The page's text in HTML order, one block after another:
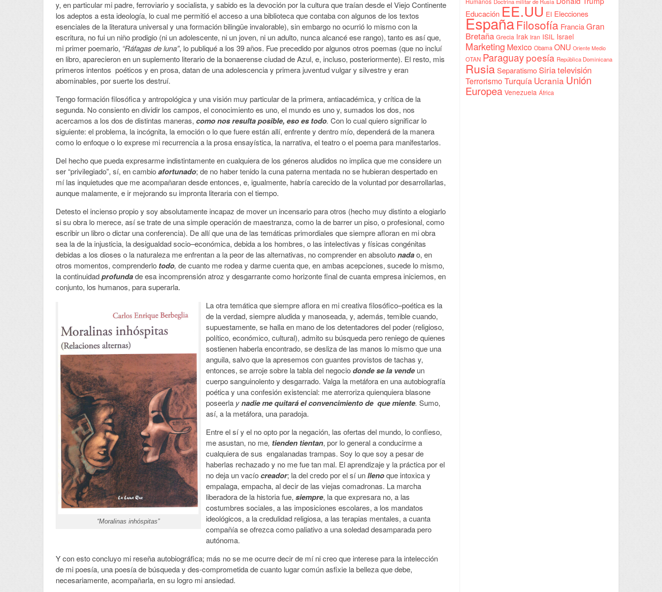
y, en particular mi padre, ferroviario y socialista, y sabido es la devoción por la cultura que traían desde el Viejo Continente
los adeptos a esta ideología, lo cual me permitió el acceso a una biblioteca que contaba con algunos de los textos
esenciales de la literatura universal y una formación bilingüe invalorable), sin embargo no ocurrió lo mismo con la
escritura, no fui un niño prodigio (ni un adolescente, ni un joven, ni un adulto, nunca alcancé ese rango), tanto es así que,
mi primer poemario, “Ráfagas de luna”, lo publiqué a los 39 años. Fue precedido por algunos otros poemas (que no incluí
en libro, aparecieron en un suplemento literario de la bonaerense ciudad de Azul, e, incluso, posteriormente). El resto, mis
primeros intentos poéticos y en prosa, datan de una adolescencia y primera juventud vulgar y silvestre y eran
abominables, por suerte los destruí.
Tengo formación filosófica y antropológica y una visión muy particular de la primera, antiacadémica, y crítica de la
segunda. No consiento en dividir los campos, el conocimiento es uno, el mundo es uno y, sumados los dos, nos
acercamos a los dos de distintas maneras, como nos resulta posible, eso es todo. Con lo cual quiero significar lo
siguiente: el problema, la incógnita, la emoción o lo que fuere están allí, enfrente y dentro mío, dependerá de la manera
como lo enfoque o lo exprese mi recurrencia a la prosa ensayística, la narrativa, el teatro o el poema para manifestarlos.
Del hecho que pueda expresarme indistintamente en cualquiera de los géneros aludidos no implica que me considere un
ser “privilegiado”, sí, en cambioafortunado; de no haber tenido la cuna paterna mentada no se hubieran despertado en
mí las inquietudes que me acompañaran desde entonces, e, igualmente, habría carecido de la voluntad por desarrollarlas,
aunque malamente, e ir mejorando su impronta literaria con el tiempo.
Detesto el incienso propio y soy absolutamente incapaz de mover un incensario para otros (hecho muy distinto a elogiarlo
si su obra lo merece, así se trate de una simple operación de maestranza, como la de barrer un piso, o profesional, como
escribir un libro o dictar una conferencia). De allí que una de las temáticas primordiales que siempre afloran en mi obra
sea la de la injusticia, la desigualdad socio–económica, debida a los hombres, o las intelectivas y físicas congénitas
debidas a los dioses o la naturaleza me enfrentan a la peor de las alternativas, no comprender en absolutonadao, en
otros momentos, comprenderlo todo, de cuanto me rodea y darme cuenta que, en ambas acepciones, sucede lo mismo,
la continuidadprofundade esa incomprensión atroz y desgarrante como horizonte final de cuanta empresa iniciemos, en
conjunto, los humanos, para superarla.
“Moralinas inhóspitas”
La otra temática que siempre aflora en mi creativa filosófico–poética es la
de la verdad, siempre aludida y manoseada, y, además, temible cuando,
supuestamente, se halla en mano de los detentadores del poder (religioso,
político, económico, cultural), admito su búsqueda pero reniego de quienes
sostienen haberla encontrado, se desliza de las manos lo mismo que una
anguila, salvo que la apresemos con guantes provistos de tachas y,
entonces, se arroje sobre la tabla del negociodonde se la vendeun
cuerpo sanguinolento y desgarrado. Valga la metáfora en una autobiografía
poética y una confesión existencial: me aterroriza quienquiera blasone
poseerla ynadie me quitará el convencimiento de que miente. Sumo,
así, a la metáfora, una paradoja.
Entre el sí y el no opto por la negación, las ofertas del mundo, lo confieso,
me asustan, no me, tienden tientan, por lo general a conducirme a
cualquiera de sus engalanadas trampas. Soy lo que soy a pesar de
haberlas rechazado y no me fue tan mal. El aprendizaje y la práctica por el
no deja un vacíocreador; la del credo por el sí unllenoque intoxica y
empalaga, empacha, al decir de las viejas comadronas. La marcha
liberadora de la historia fue, siempre, la que expresara no, a las
costumbres sociales, a las imposiciones escolares, a los mandatos
ideológicos, a la credulidad religiosa, a las terapias mentales, a cuanta
compañía se ofrezca como paliativo a una soledad desamparada pero
autónoma.
Y con esto concluyo mi reseña autobiográfica; más no se me ocurre decir de mí ni creo que interese para la intelección
de mi poesía, una poesía de búsqueda y des-comprometida de cuanto lugar común asfixie la belleza que debe,
necesariamente, acompañarla, en su logro mi ansiedad.
EducaciónEE.UU EI Elecciones
EspañaFilosofía FranciaGran
Bretaña Grecia Irak Iran ISIL Israel
Marketing Mexico Obama ONU Oriente Medio
OTAN Paraguaypoesía República Dominicana
RusiaSeparatismo Siriatelevisión
Terrorismo Turquía Ucrania Unión
Europea Venezuela África